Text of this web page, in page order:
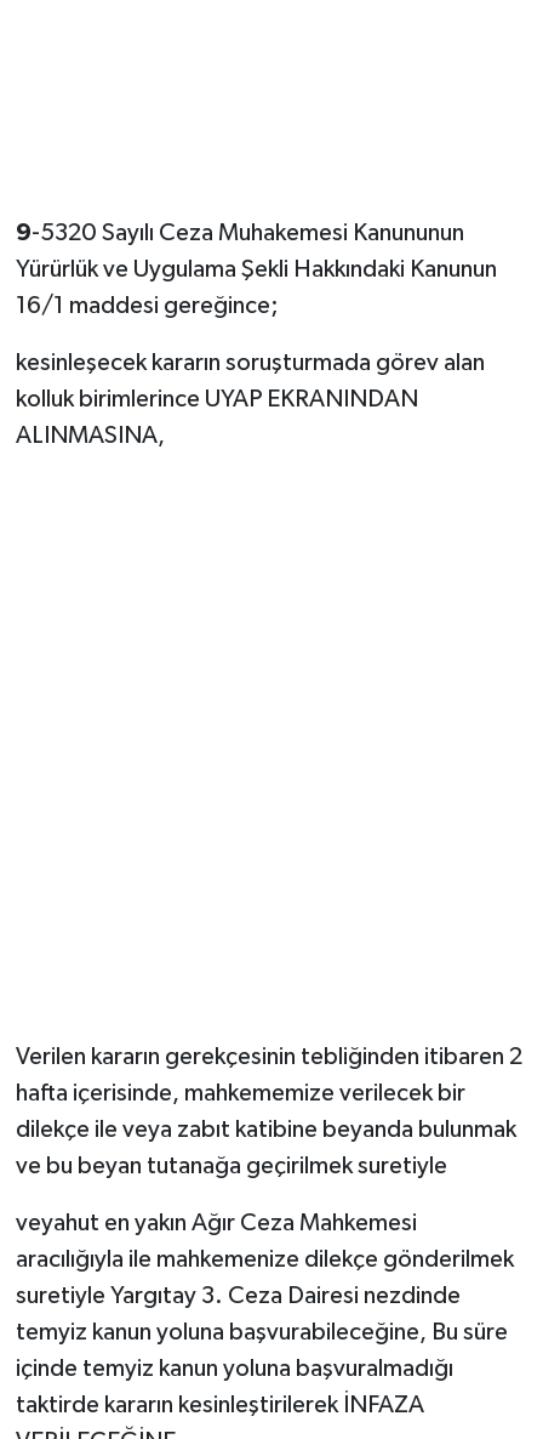
9-5320 Sayılı Ceza Muhakemesi Kanununun
Yürürlük ve Uygulama Şekli Hakkındaki Kanunun
16/1 maddesi gereğince;
kesinleşecek kararın soruşturmada görev alan
kolluk birimlerince UYAP EKRANINDAN
ALINMASINA,
Verilen kararın gerekçesinin tebliğinden itibaren 2
hafta içerisinde, mahkememize verilecek bir
dilekçe ile veya zabıt katibine beyanda bulunmak
ve bu beyan tutanağa geçirilmek suretiyle
veyahut en yakın Ağır Ceza Mahkemesi
aracılığıyla ile mahkemenize dilekçe gönderilmek
suretiyle Yargıtay 3. Ceza Dairesi nezdinde
temyiz kanun yoluna başvurabileceğine, Bu süre
içinde temyiz kanun yoluna başvuralmadığı
taktirde kararın kesinleştirilerek İNFAZA